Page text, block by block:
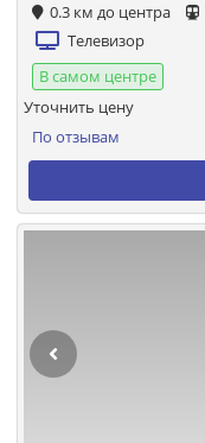
0.3 км до центра
Телевизор
В самом центре
По отзывам
Уточнить цену